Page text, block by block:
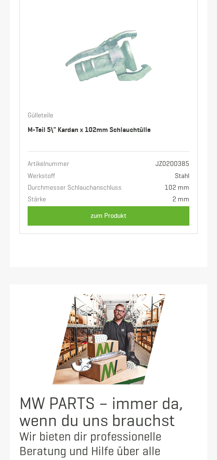
Gülleteile
M-Teil 5\" Kardan x 102mm Schlauchtülle
Artikelnummer
JZ0200385
Werkstoff
Stahl
Durchmesser Schlauchanschluss
102 mm
Stärke
2 mm
zum Produkt
MW PARTS – immer da,
wenn du uns brauchst
Wir bieten dir professionelle
Beratung und Hilfe über alle